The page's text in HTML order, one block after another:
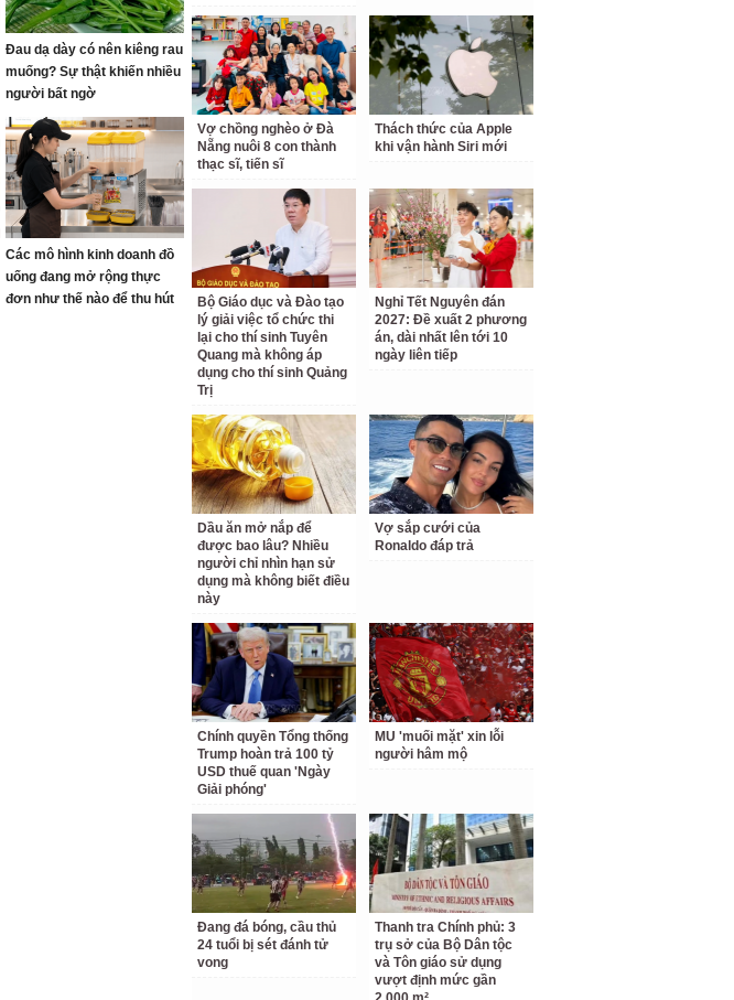
Đau dạ dày có nên kiêng rau
muống? Sự thật khiến nhiều
người bất ngờ
Các mô hình kinh doanh đồ
uống đang mở rộng thực
đơn như thế nào để thu hút
Vợ chồng nghèo ở Đà
Nẵng nuôi 8 con thành
thạc sĩ, tiến sĩ
Thách thức của Apple
khi vận hành Siri mới
Bộ Giáo dục và Đào tạo
lý giải việc tổ chức thi
lại cho thí sinh Tuyên
Quang mà không áp
dụng cho thí sinh Quảng
Trị
Nghỉ Tết Nguyên đán
2027: Đề xuất 2 phương
án, dài nhất lên tới 10
ngày liên tiếp
Dầu ăn mở nắp để
được bao lâu? Nhiều
người chỉ nhìn hạn sử
dụng mà không biết điều
này
Vợ sắp cưới của
Ronaldo đáp trả
Chính quyền Tổng thống
Trump hoàn trả 100 tỷ
USD thuế quan 'Ngày
Giải phóng'
MU 'muối mặt' xin lỗi
người hâm mộ
Đang đá bóng, cầu thủ
24 tuổi bị sét đánh tử
vong
Thanh tra Chính phủ: 3
trụ sở của Bộ Dân tộc
và Tôn giáo sử dụng
vượt định mức gần